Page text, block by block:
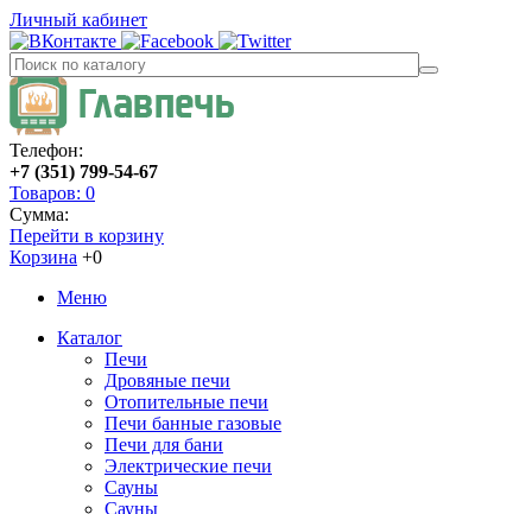
Личный кабинет
Телефон:
+7 (351) 799-54-67
Товаров: 0
Сумма:
Перейти в корзину
Корзина +0
Меню
Каталог
Печи
Дровяные печи
Отопительные печи
Печи банные газовые
Печи для бани
Электрические печи
Сауны
Сауны